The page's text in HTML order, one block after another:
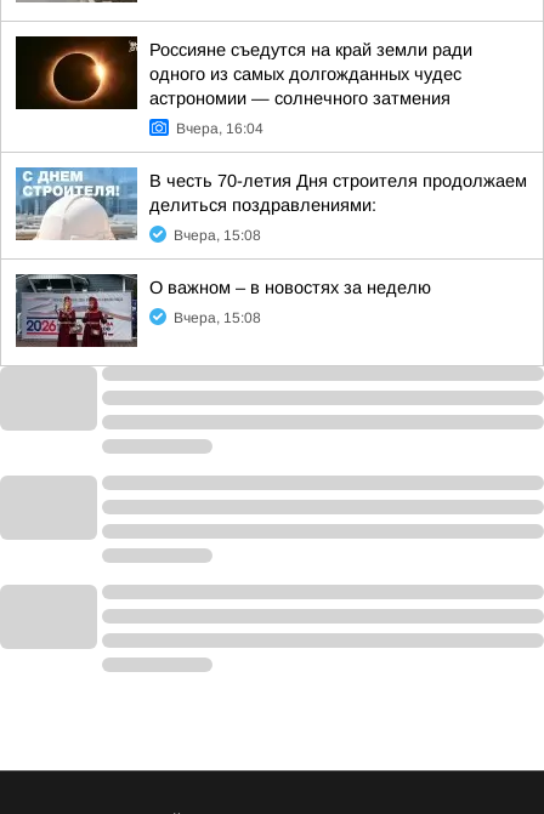
Россияне съедутся на край земли ради
одного из самых долгожданных чудес
астрономии — солнечного затмения
Вчера, 16:04
В честь 70-летия Дня строителя продолжаем
делиться поздравлениями:
Вчера, 15:08
О важном – в новостях за неделю
Вчера, 15:08